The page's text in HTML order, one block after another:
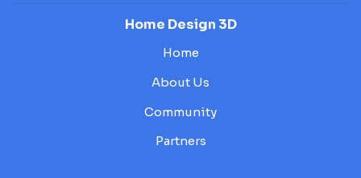
Home Design 3D
Home
About Us
Community
Partners